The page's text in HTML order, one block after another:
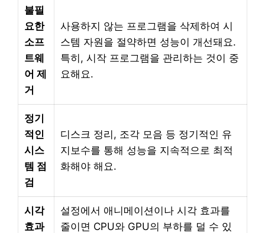
불필
요한
소프
트웨
어 제
거
사용하지 않는 프로그램을 삭제하여 시
스템 자원을 절약하면 성능이 개선돼요.
특히, 시작 프로그램을 관리하는 것이 중
요해요.
정기
적인
시스
템 점
검
디스크 정리, 조각 모음 등 정기적인 유
지보수를 통해 성능을 지속적으로 최적
화해야 해요.
시각
효과
설정에서 애니메이션이나 시각 효과를
줄이면 CPU와 GPU의 부하를 덜 수 있